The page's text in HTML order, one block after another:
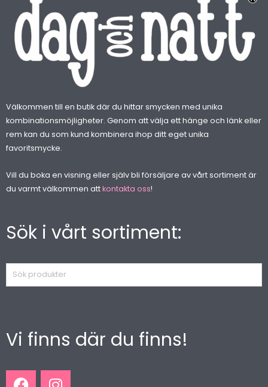
Välkommen till en butik där du hittar smycken med unika
kombinationsmöjligheter. Genom att välja ett hänge och länk eller
rem kan du som kund kombinera ihop ditt eget unika
favoritsmycke.
Vill du boka en visning eller själv bli försäljare av vårt sortiment är
du varmt välkommen attkontakta oss!
Sök i vårt sortiment:
Sök
Vi finns där du finns!
F I